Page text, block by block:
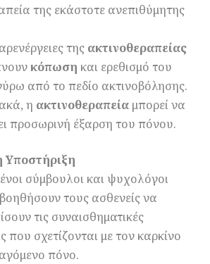
της εκάστοτε ανεπιθύμητης
της ακτινοθεραπείας
κόπωση και ερεθισμό του
από το πεδίο ακτινοβόλησης.
η ακτινοθεραπεία μπορεί να
προσωρινή έξαρση του πόνου.
Υποστήριξη
σύμβουλοι και ψυχολόγοι
τους ασθενείς να
τις συναισθηματικές
που σχετίζονται με τον καρκίνο
πόνο.